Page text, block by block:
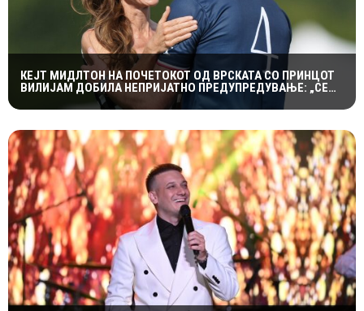
КЕЈТ МИДЛТОН НА ПОЧЕТОКОТ ОД ВРСКАТА СО ПРИНЦОТ
ВИЛИЈАМ ДОБИЛА НЕПРИЈАТНО ПРЕДУПРЕДУВАЊЕ: „СЕ
МАЖИШ ВО ПОГРЕШНО СЕМЕЈСТВО“